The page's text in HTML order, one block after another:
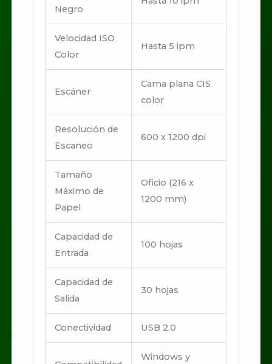
Negro
Velocidad ISO
Color
Hasta 5 ipm
Escáner
Cama plana CIS
color
Resolución de
Escaneo
600 x 1200 dpi
Tamaño
Máximo de
Papel
Oficio (216 x
1200 mm)
Capacidad de
Entrada
100 hojas
Capacidad de
Salida
30 hojas
Conectividad USB 2.0
Windows y